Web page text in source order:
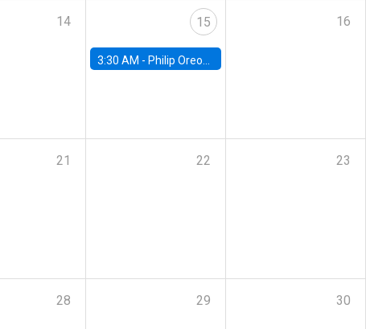
14 15
3:30 AM - Philip Oreopolous, University of Toronto
16
21 22 23
28 29 30